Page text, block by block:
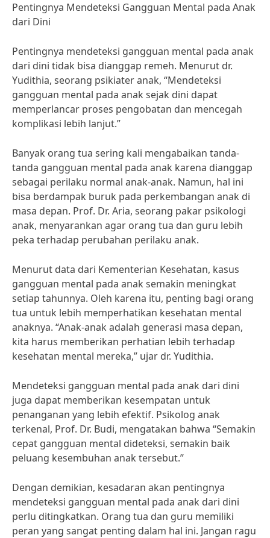
Pentingnya Mendeteksi Gangguan Mental pada Anak
dari Dini
Pentingnya mendeteksi gangguan mental pada anak
dari dini tidak bisa dianggap remeh. Menurut dr.
Yudithia, seorang psikiater anak, “Mendeteksi
gangguan mental pada anak sejak dini dapat
memperlancar proses pengobatan dan mencegah
komplikasi lebih lanjut.”
Banyak orang tua sering kali mengabaikan tanda-
tanda gangguan mental pada anak karena dianggap
sebagai perilaku normal anak-anak. Namun, hal ini
bisa berdampak buruk pada perkembangan anak di
masa depan. Prof. Dr. Aria, seorang pakar psikologi
anak, menyarankan agar orang tua dan guru lebih
peka terhadap perubahan perilaku anak.
Menurut data dari Kementerian Kesehatan, kasus
gangguan mental pada anak semakin meningkat
setiap tahunnya. Oleh karena itu, penting bagi orang
tua untuk lebih memperhatikan kesehatan mental
anaknya. “Anak-anak adalah generasi masa depan,
kita harus memberikan perhatian lebih terhadap
kesehatan mental mereka,” ujar dr. Yudithia.
Mendeteksi gangguan mental pada anak dari dini
juga dapat memberikan kesempatan untuk
penanganan yang lebih efektif. Psikolog anak
terkenal, Prof. Dr. Budi, mengatakan bahwa “Semakin
cepat gangguan mental dideteksi, semakin baik
peluang kesembuhan anak tersebut.”
Dengan demikian, kesadaran akan pentingnya
mendeteksi gangguan mental pada anak dari dini
perlu ditingkatkan. Orang tua dan guru memiliki
peran yang sangat penting dalam hal ini. Jangan ragu